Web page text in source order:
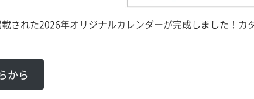
された2026年オリジナルカレンダーが完成しました！カ
から